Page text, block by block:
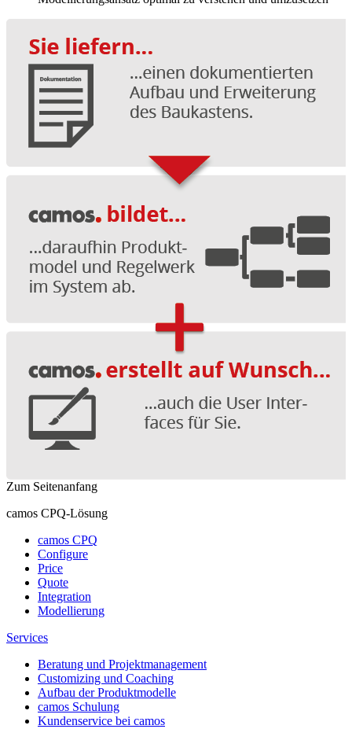
Zum Seitenanfang
camos CPQ-Lösung
camos CPQ
Configure
Price
Quote
Integration
Modellierung
Services
Beratung und Projektmanagement
Customizing und Coaching
Aufbau der Produktmodelle
camos Schulung
Kundenservice bei camos